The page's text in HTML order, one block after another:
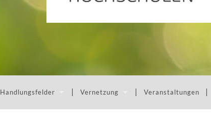
Brandenburger
Hochschulen
Handlungsfelder Vernetzung Veranstaltungen